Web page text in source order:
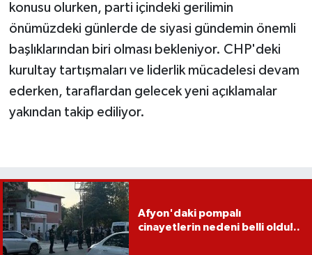
konusu olurken, parti içindeki gerilimin
önümüzdeki günlerde de siyasi gündemin önemli
başlıklarından biri olması bekleniyor. CHP'deki
kurultay tartışmaları ve liderlik mücadelesi devam
ederken, taraflardan gelecek yeni açıklamalar
yakından takip ediliyor.
Afyon'daki pompalı
cinayetlerin nedeni belli oldu!..